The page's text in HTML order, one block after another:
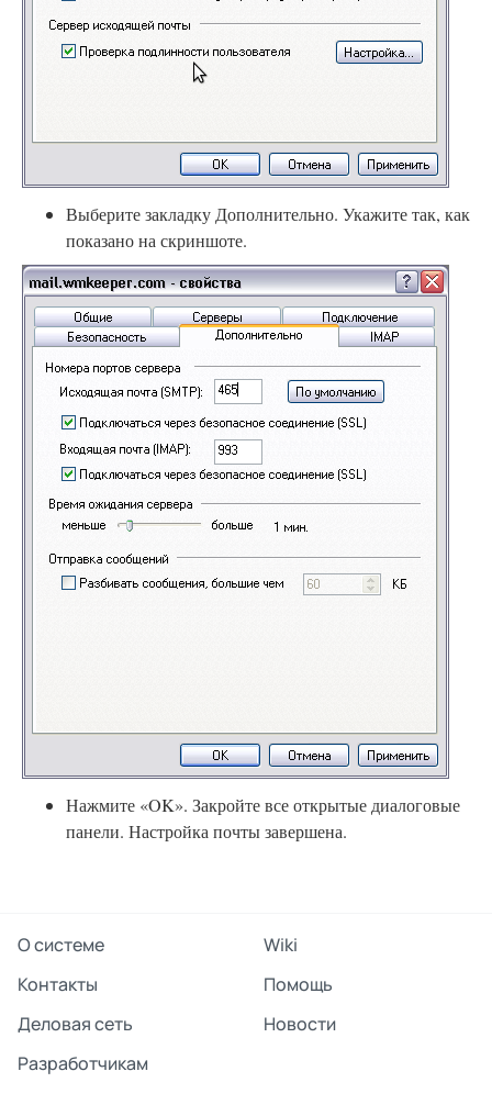
Выберите закладку Дополнительно. Укажите так, как
показано на скриншоте.
Нажмите «OK». Закройте все открытые диалоговые
панели. Настройка почты завершена.
О системе
Wiki
Контакты
Помощь
Деловая сеть
Новости
Разработчикам